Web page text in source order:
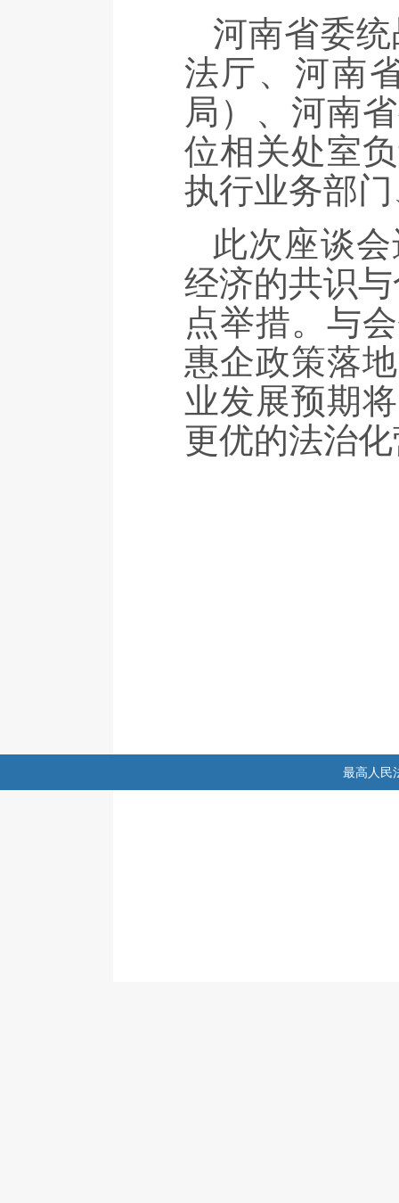
河南省委
法厅、河南
局）、河南
位相关处室
执行业务部
此次座谈
经济的共识
点举措。与
惠企政策落
业发展预期
更优的法治
最高人民